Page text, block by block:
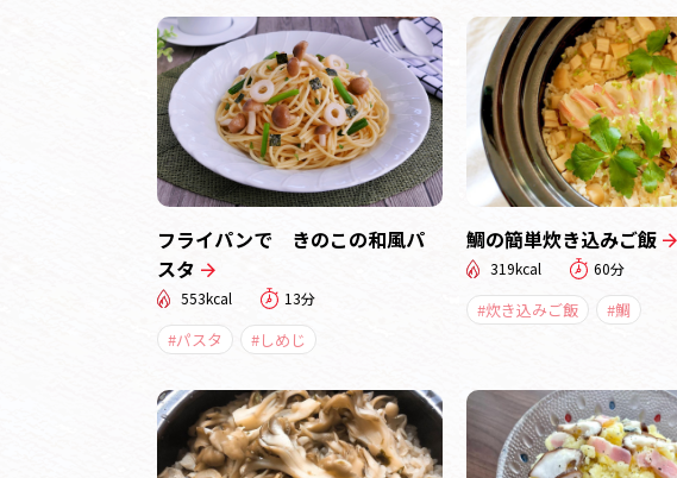
フライパンで きのこの和風パ
スタ
553kcal 13分
#パスタ #しめじ
鯛の簡単炊き込みご飯
319kcal 60分
#炊き込みご飯 #鯛